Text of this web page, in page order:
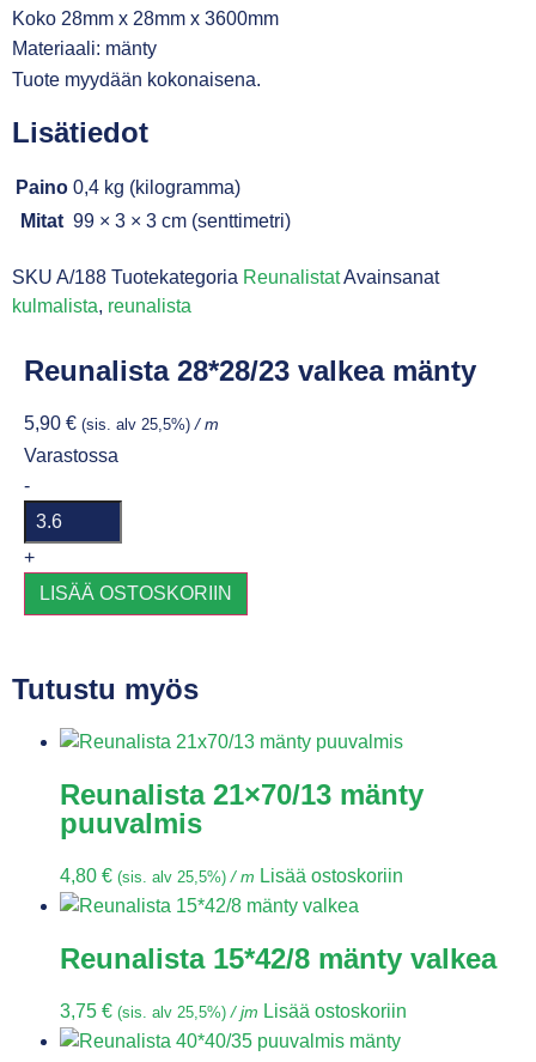
Koko 28mm x 28mm x 3600mm
Materiaali: mänty
Tuote myydään kokonaisena.
Lisätiedot
Paino 0,4 kg (kilogramma)
Mitat 99 × 3 × 3 cm (senttimetri)
SKU A/188 Tuotekategoria ReunalistatAvainsanat
kulmalista, reunalista
Reunalista 28*28/23 valkea mänty
5,90 € (sis. alv 25,5%) / m
Varastossa
-
+
LISÄÄ OSTOSKORIIN
Tutustu myös
Reunalista 21×70/13 mänty
puuvalmis
4,80 € (sis. alv 25,5%) / m Lisää ostoskoriin
Reunalista 15*42/8 mänty valkea
3,75 € (sis. alv 25,5%) / jm Lisää ostoskoriin